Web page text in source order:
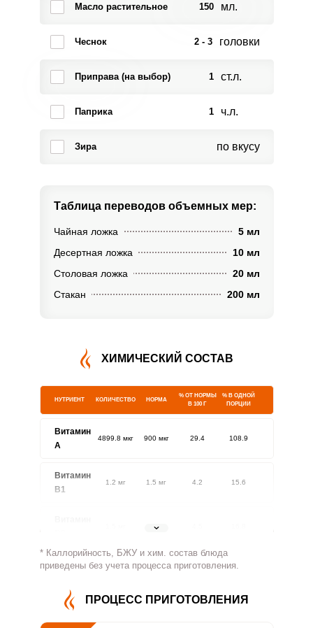
Масло растительное 150 мл.
Чеснок 2 - 3 головки
Приправа (на выбор) 1 ст.л.
Паприка 1 ч.л.
Зира по вкусу
Таблица переводов объемных мер:
Чайная ложка
5 мл
Десертная ложка
10 мл
Столовая ложка
20 мл
Стакан
200 мл
ХИМИЧЕСКИЙ СОСТАВ
НУТРИЕНТ КОЛИЧЕСТВО НОРМА
% ОТ НОРМЫ
В 100 Г
% В ОДНОЙ
ПОРЦИИ
Витамин
A
4899.8 мкг 900 мкг 29.4 108.9
Витамин
В1
1.2 мг 1.5 мг 4.2 15.6
1.8 мг
Витамин
835.6 мг 500 мг 9 33.4
Витамин
В5
* Каллорийность, БЖУ и хим. состав блюда
приведены без учета процесса приготовления.
ПРОЦЕСС ПРИГОТОВЛЕНИЯ